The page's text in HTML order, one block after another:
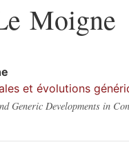
Moigne
et évolutions
Generic Developments in